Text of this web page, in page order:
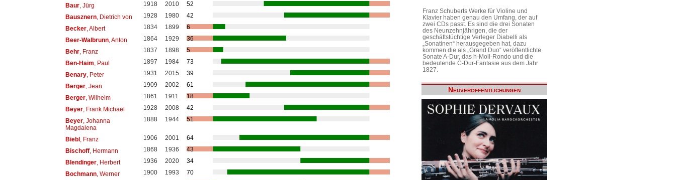
Baur, Jürg 1918 2010
52
Bausznern, Dietrich von 1928 1980
42
Becker, Albert 1834 1899
6
Beer-Walbrunn, Anton 1864 1929
36
Behr, Franz 1837 1898
5
Ben-Haim , Paul 1897 1984
73
Benary, Peter 1931 2015
39
Berger, Jean 1909 2002
61
Berger, Wilhelm 1861 1911
18
Beyer, Frank Michael 1928 2008
42
Beyer, Johanna
Magdalena
1888 1944 51
Biebl, Franz 1906 2001
64
Bischoff, Hermann 1868 1936
43
Blendinger, Herbert 1936 2020
34
Bochmann, Werner 1900 1993
70
Franz Schuberts Werke für Violine und
Klavier haben genau den Umfang, der auf
zwei CDs passt. Es sind die drei Sonaten
des Neunzehnjährigen, die der
geschäftstüchtige Verleger Diabelli als
„Sonatinen“ herausgegeben hat, dazu
kommen die als „Grand Duo“ veröffentlichte
Sonate A-Dur, das h-Moll-Rondo und die
bedeutende C-Dur-Fantasie aus dem Jahr
1827.
Neuveröffentlichungen